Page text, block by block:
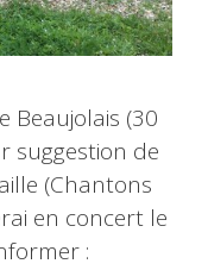
Beaujolais (30
suggestion de
(Chantons
en concert le
: